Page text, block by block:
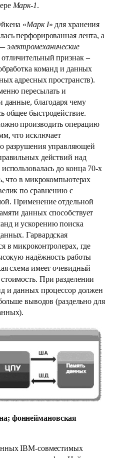
Марк-1.
«Марк I» для хранения
перфорированная лента, а
электромеханические
признак –
команд и данных
адресных пространств).
пересылать и
данные, благодаря чему
общее быстродействие.
производить операцию
что исключает
разрушения управляющей
действий над
до конца 70-х
что в микрокомпьютерах
по сравнению с
Применение отдельной
данных способствует
и ускорению поиска
Гарвардская
в микроконтролерах, где
надёжность работы
схема имеет очевидный
При разделении
и данных процессор должен
выводов (раздельно для
фоннеймановская
IBM-совместимых